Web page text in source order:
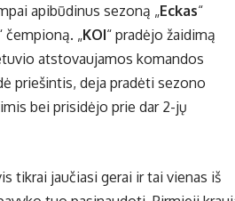
apibūdinus sezoną „Eckas“
čempioną. „KOI“ pradėjo žaidimą
atstovaujamos komandos
priešintis, deja pradėti sezono
bei prisidėjo prie dar 2-jų
tikrai jaučiasi gerai ir tai vienas iš